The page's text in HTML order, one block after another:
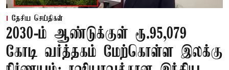
தேசிய செய்திகள்
2030-ம் ஆண்டுக்குள் ரூ.95,079
கோடி வர்த்தகம் மேற்கொள்ள இலக்கு